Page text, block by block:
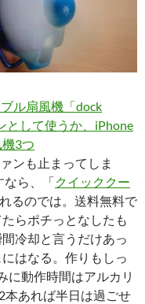
ル扇風機「dock
として使うか、iPhone
3つ
ンも止まってしま
なら、「クイッククー
るのでは。送料無料で
らポチっとなしたも
冷却と言うだけあっ
はなる。作りもしっ
に動作時間はアルカリ
本あれば半日は過ごせ